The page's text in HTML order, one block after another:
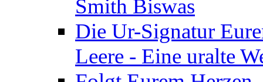
Smith Biswas
Die Ur-Signatur
Leere - Eine uralte